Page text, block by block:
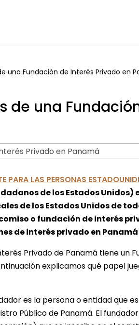
una Fundación de Interés Privado en
de una
PARA LAS PERSONAS
de los Estados
de los Estados Unidos de
o fundación de interés
de interés privado en
Privado de Panamá tiene un
explicamos qué papel
es la persona o entidad que
Público de Panamá. El